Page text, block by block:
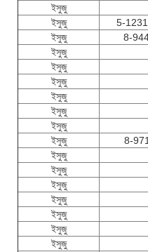
ইসুজু
ইসুজু
5-
ইসুজু
8-
ইসুজু
ইসুজু
ইসুজু
ইসুজু
ইসুজু
ইসুজু
ইসুজু
8-
ইসুজু
ইসুজু
ইসুজু
ইসুজু
ইসুজু
ইসুজু
ইসুজু